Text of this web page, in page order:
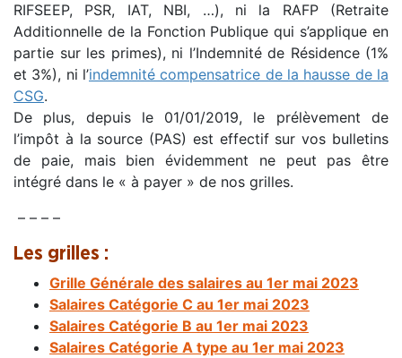
RIFSEEP, PSR, IAT, NBI, …), ni la RAFP (Retraite
Additionnelle de la Fonction Publique qui s’applique en
partie sur les primes), ni l’Indemnité de Résidence (1%
et 3%), ni l’indemnité compensatrice de la hausse de la
CSG.
De plus, depuis le 01/01/2019, le prélèvement de
l’impôt à la source (PAS) est effectif sur vos bulletins
de paie, mais bien évidemment ne peut pas être
intégré dans le « à payer » de nos grilles.
– – – –
Les grilles :
Grille Générale des salaires au 1er mai 2023
Salaires Catégorie C au 1er mai 2023
Salaires Catégorie B au 1er mai 2023
Salaires Catégorie A type au 1er mai 2023